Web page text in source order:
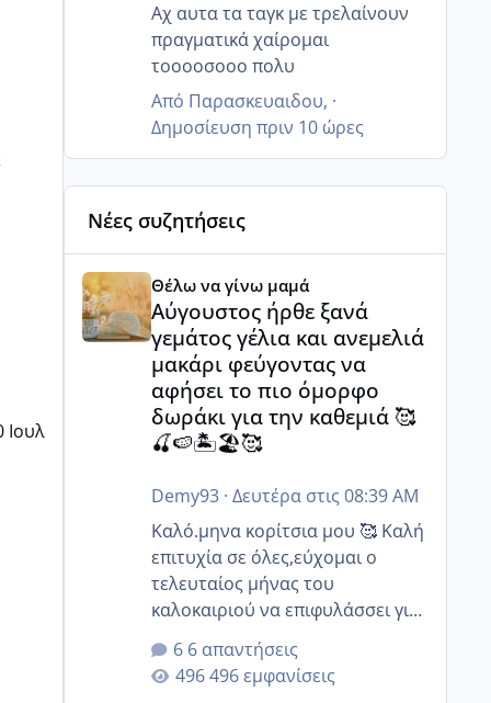
Ιουλ
Αχ αυτα τα ταγκ με τρελαίνουν
πραγματικά χαίρομαι
τοοοοσοοο πολυ
Από Παρασκευαιδου, ·
Δημοσίευση πριν 10 ώρες
Νέες συζητήσεις
Αύγουστος ήρθε ξανά γεμάτος γέλια και
Θέλω να γίνω μαμά
Αύγουστος ήρθε ξανά
γεμάτος γέλια και ανεμελιά
μακάρι φεύγοντας να
αφήσει το πιο όμορφο
δωράκι για την καθεμιά 🥰
🍒🍉🏝️🏖️🥰
Demy93· Δευτέρα στις 08:39 AM
Καλό.μηνα κορίτσια μου 🥰 Καλή
επιτυχία σε όλες,εύχομαι ο
τελευταίος μήνας του
καλοκαιριού να επιφυλάσσει για
όλες σας την πιο όμορφη
έκπληξη 🧿 @Elk @Melikara86
@Παρασκευαιδου @Zenia z
6 απαντήσεις
496 εμφανίσεις